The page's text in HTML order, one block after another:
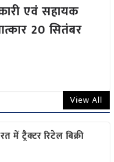
एवं सहायक
20 सितंबर
View All
में ट्रैक्टर रिटेल बिक्री